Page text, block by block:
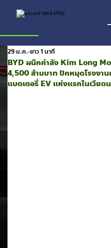
BYD ผนึกกำลัง Kim Long
4,500 ล้านบาท ปักหมุดโรงงา
แบตเตอรี่ EV แห่งแรกในเวียด
29 ม.ค. ยาว 1 นาที